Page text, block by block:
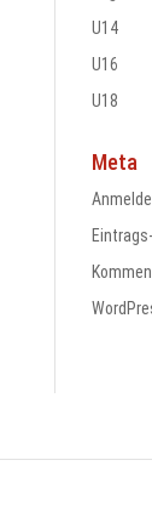
U14
U16
U18
Meta